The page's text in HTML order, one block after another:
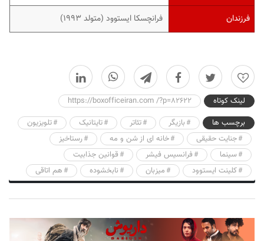
فرزندان فرانچسکا ایستوود (متولد ۱۹۹۳)
0
لینک کوتاه
https://boxofficeiran.com /?p=82622
برچسب ها
بازیگر تئاتر تایتانیک
تلویزیون
جنایت حقیقی
خانه ای از شن و مه
رستاخیز
سینما
فرانسیس فیشر
قوانین جذابیت
کلینت ایستوود
میزبان نابخشوده هم اتاقی